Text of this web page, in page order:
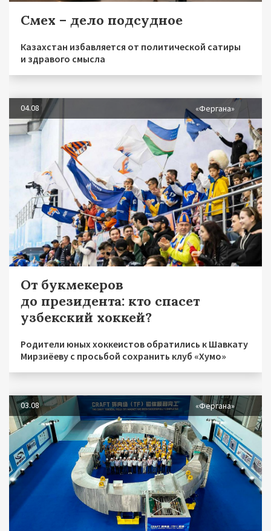
Смех – дело подсудное
Казахстан избавляется от политической сатиры
и здравого смысла
04.08 «Фергана»
От букмекеров
до президента: кто спасет
узбекский хоккей?
Родители юных хоккеистов обратились к Шавкату
Мирзиёеву с просьбой сохранить клуб «Хумо»
03.08 «Фергана»